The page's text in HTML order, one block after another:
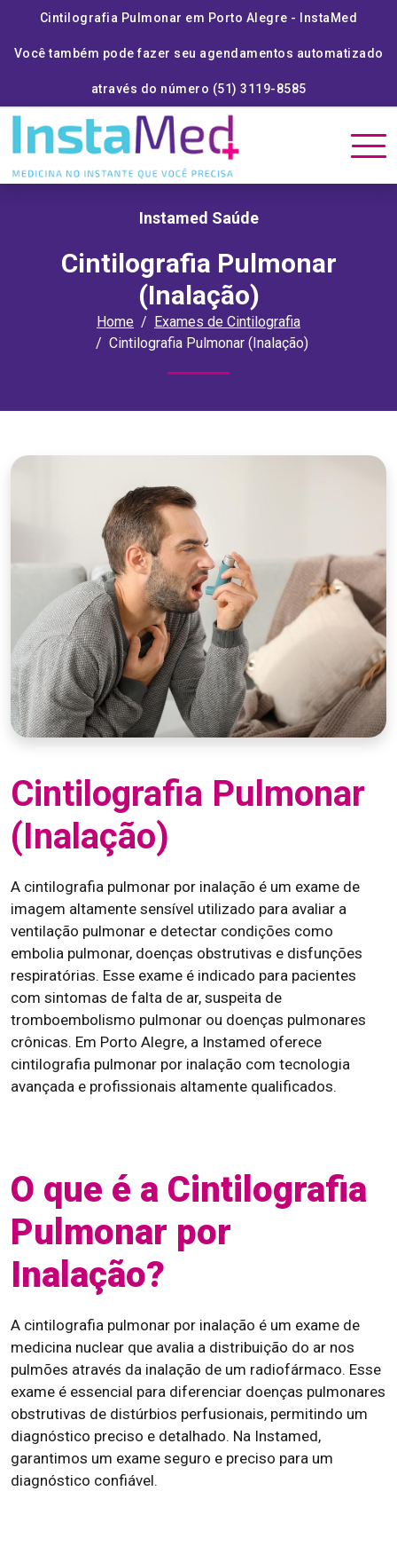
Cintilografia Pulmonar em Porto Alegre - InstaMed
Você também pode fazer seu agendamentos automatizado
através do número (51) 3119-8585
Instamed Saúde
Cintilografia Pulmonar
(Inalação)
Home
Exames de Cintilografia
Cintilografia Pulmonar (Inalação)
Cintilografia Pulmonar
(Inalação)
A cintilografia pulmonar por inalação é um exame de
imagem altamente sensível utilizado para avaliar a
ventilação pulmonar e detectar condições como
embolia pulmonar, doenças obstrutivas e disfunções
respiratórias. Esse exame é indicado para pacientes
com sintomas de falta de ar, suspeita de
tromboembolismo pulmonar ou doenças pulmonares
crônicas. Em Porto Alegre, a Instamed oferece
cintilografia pulmonar por inalação com tecnologia
avançada e profissionais altamente qualificados.
O que é a Cintilografia
Pulmonar por
Inalação?
A cintilografia pulmonar por inalação é um exame de
medicina nuclear que avalia a distribuição do ar nos
pulmões através da inalação de um radiofármaco. Esse
exame é essencial para diferenciar doenças pulmonares
obstrutivas de distúrbios perfusionais, permitindo um
diagnóstico preciso e detalhado. Na Instamed,
garantimos um exame seguro e preciso para um
diagnóstico confiável.